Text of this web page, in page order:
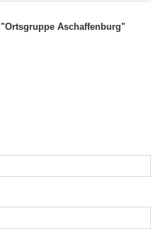
"Ortsgruppe Aschaffenburg"